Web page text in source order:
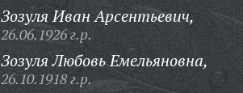
Зозуля Иван Арсентьевич,
26.06.1926 г.р.
Зозуля Любовь Емельяновна,
26.10.1918 г.р.